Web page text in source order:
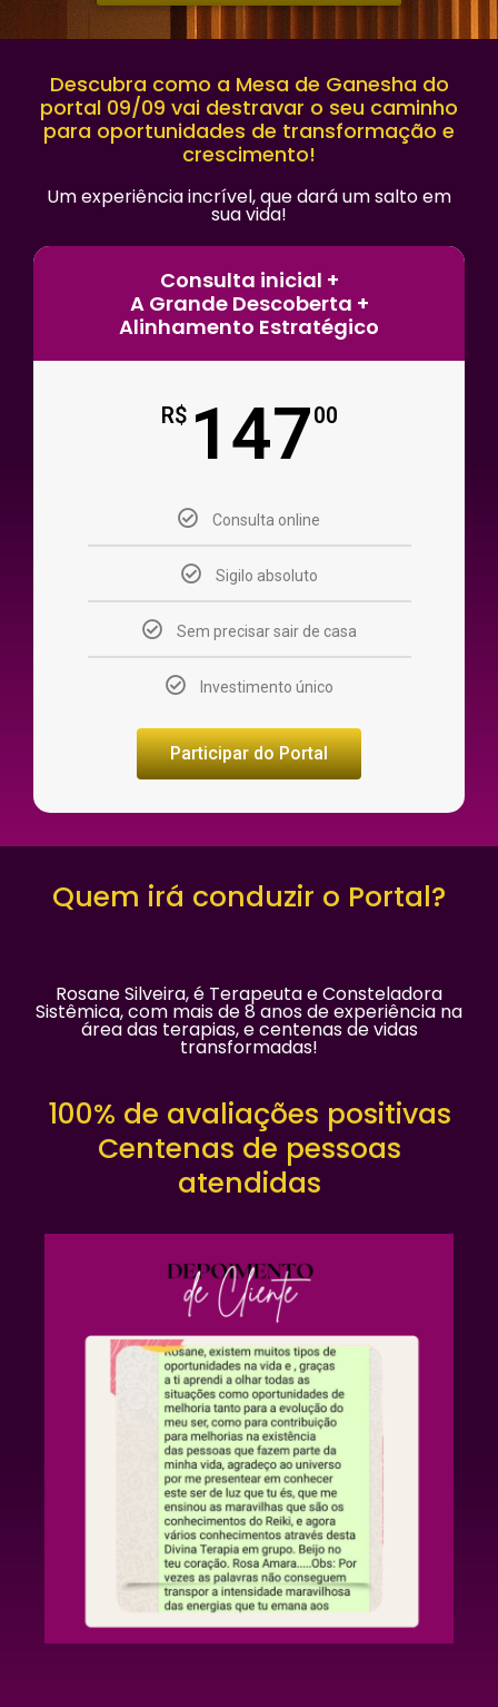
Descubra como a Mesa de Ganesha do
portal 09/09 vai destravar o seu caminho
para oportunidades de transformação e
crescimento!
Um experiência incrível, que dará um salto em
sua vida!
Consulta inicial +
A Grande Descoberta +
Alinhamento Estratégico
R$ 14700
Consulta online
Sigilo absoluto
Sem precisar sair de casa
Investimento único
Participar do Portal
Quem irá conduzir o Portal?
Rosane Silveira, é Terapeuta e Consteladora
Sistêmica, com mais de 8 anos de experiência na
área das terapias, e centenas de vidas
transformadas!
100% de avaliações positivas
Centenas de pessoas
atendidas